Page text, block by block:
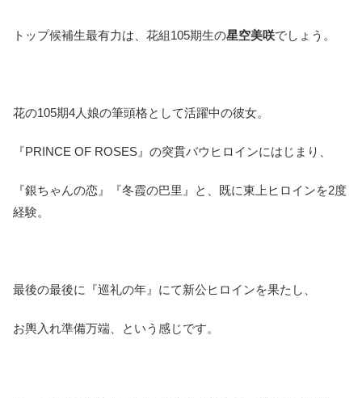
トップ候補生最有力は、花組105期生の星空美咲でしょう。
花の105期4人娘の筆頭格として活躍中の彼女。
『PRINCE OF ROSES』の突貫バウヒロインにはじまり、
『銀ちゃんの恋』『冬霞の巴里』と、既に東上ヒロインを2度
経験。
最後の最後に『巡礼の年』にて新公ヒロインを果たし、
お輿入れ準備万端、という感じです。